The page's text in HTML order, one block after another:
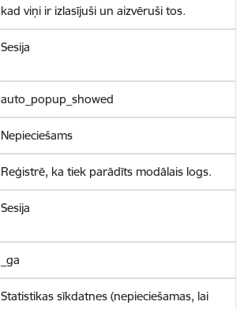
kad viņi ir izlasījuši un aizvēruši tos.
Sesija
auto_popup_showed
Nepieciešams
Reģistrē, ka tiek parādīts modālais logs.
Sesija
_ga
Statistikas sīkdatnes (nepieciešamas, lai